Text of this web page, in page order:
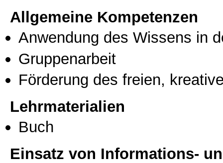
Allgemeine Kompetenzen
Anwendung des Wissens in
Gruppenarbeit
Förderung des freien,
Lehrmaterialien
Buch
Einsatz von Informations-